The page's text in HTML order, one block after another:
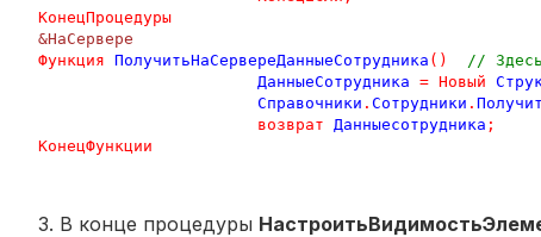
КонецПроцедуры
&НаСервере
Функция ПолучитьНаСервереДанныеСотрудника ()
//
ДанныеСотрудника = Новый
Справочники . Сотрудники .
возврат
Данныесотрудника ;
КонецФункции
3. В конце процедуры